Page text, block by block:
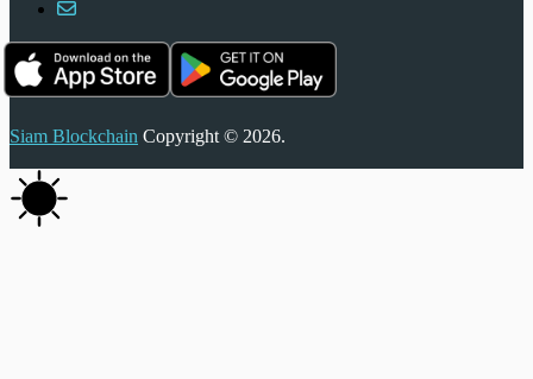
Siam Blockchain Copyright © 2026.